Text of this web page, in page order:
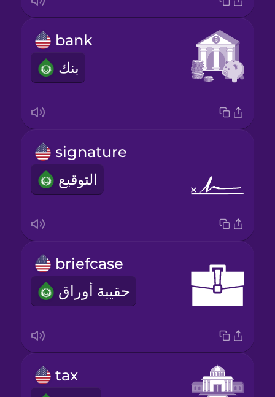
bank
بنك
signature
التوقيع
briefcase
حقيبة أوراق
tax